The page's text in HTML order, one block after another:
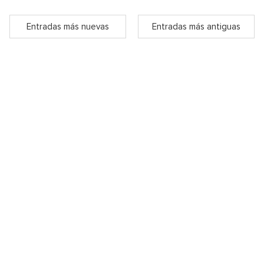
Entradas más nuevas Entradas más antiguas